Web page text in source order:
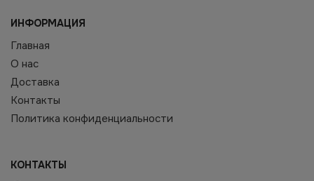
ИНФОРМАЦИЯ
Главная
О нас
Доставка
Контакты
Политика конфиденциальности
КОНТАКТЫ